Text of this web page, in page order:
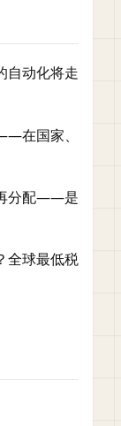
自动化将走
在国家、
分配——是
全球最低税